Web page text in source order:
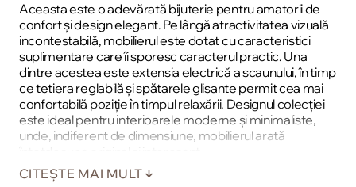
Aceasta este o adevărată bijuterie pentru amatorii de
confort și design elegant. Pe lângă atractivitatea vizuală
incontestabilă, mobilierul este dotat cu caracteristici
suplimentare care îi sporesc caracterul practic. Una
dintre acestea este extensia electrică a scaunului, în timp
ce tetiera reglabilă și spătarele glisante permit cea mai
confortabilă poziție în timpul relaxării. Designul colecției
este ideal pentru interioarele moderne și minimaliste,
unde, indiferent de dimensiune, mobilierul arată
întotdeauna original și interesant.
CITEȘTE MAI MULT